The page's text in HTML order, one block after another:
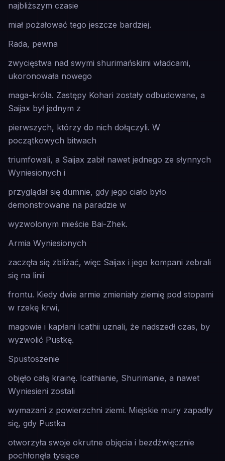
najbliższym czasie
miał pożałować tego jeszcze bardziej.
Rada, pewna
zwycięstwa nad swymi shurimańskimi władcami,
ukoronowała nowego
maga-króla. Zastępy Kohari zostały odbudowane, a
Saijax był jednym z
pierwszych, którzy do nich dołączyli. W
początkowych bitwach
triumfowali, a Saijax zabił nawet jednego ze słynnych
Wyniesionych i
przyglądał się dumnie, gdy jego ciało było
demonstrowane na paradzie w
wyzwolonym mieście Bai-Zhek.
Armia Wyniesionych
zaczęła się zbliżać, więc Saijax i jego kompani zebrali
się na linii
frontu. Kiedy dwie armie zmieniały ziemię pod stopami
w rzekę krwi,
magowie i kapłani Icathii uznali, że nadszedł czas, by
wyzwolić Pustkę.
Spustoszenie
objęło całą krainę. Icathianie, Shurimanie, a nawet
Wyniesieni zostali
wymazani z powierzchni ziemi. Miejskie mury zapadły
się, gdy Pustka
otworzyła swoje okrutne objęcia i bezdźwięcznie
pochłonęła tysiące